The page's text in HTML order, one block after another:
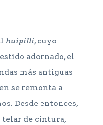
huipilli, cuyo
adornado, el
más antiguas
se remonta a
Desde entonces,
telar de cintura,